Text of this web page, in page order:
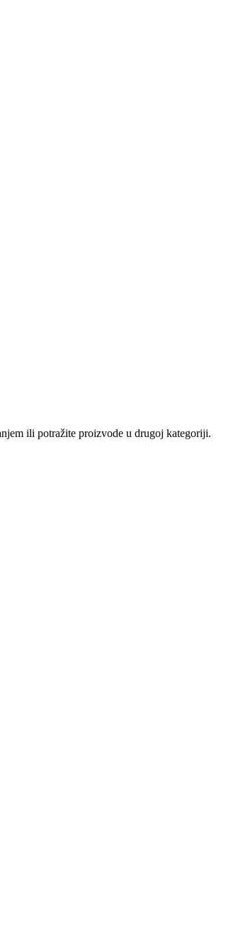
ili potražite proizvode u drugoj kategoriji.